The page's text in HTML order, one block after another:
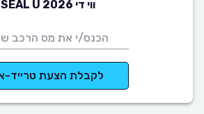
ווי די SEAL U 2026
לקבלת הצעת טרייד-